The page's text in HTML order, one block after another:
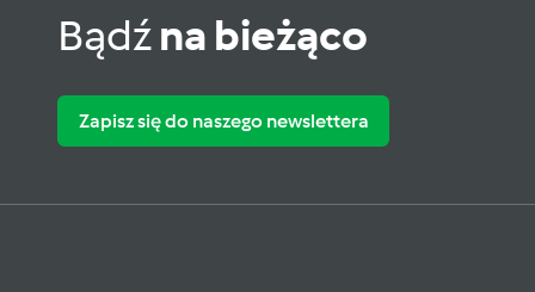
Bądźna bieżąco
Zapisz się do naszego newslettera